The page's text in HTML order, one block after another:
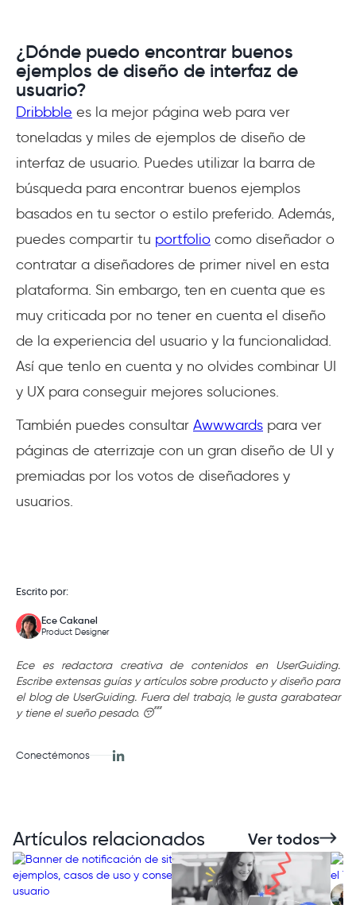
¿Dónde puedo encontrar buenos
ejemplos de diseño de interfaz de
usuario?
Dribbble es la mejor página web para ver
toneladas y miles de ejemplos de diseño de
interfaz de usuario. Puedes utilizar la barra de
búsqueda para encontrar buenos ejemplos
basados en tu sector o estilo preferido. Además,
puedes compartir tu portfolio como diseñador o
contratar a diseñadores de primer nivel en esta
plataforma. Sin embargo, ten en cuenta que es
muy criticada por no tener en cuenta el diseño
de la experiencia del usuario y la funcionalidad.
Así que tenlo en cuenta y no olvides combinar UI
y UX para conseguir mejores soluciones.
También puedes consultar Awwwards para ver
páginas de aterrizaje con un gran diseño de UI y
premiadas por los votos de diseñadores y
usuarios.
Escrito por:
Ece Cakanel
Product Designer
Ece es redactora creativa de contenidos en UserGuiding.
Escribe extensas guías y artículos sobre producto y diseño para
el blog de UserGuiding. Fuera del trabajo, le gusta garabatear
y tiene el sueño pesado. 😴
Conectémonos
Artículos relacionados Ver todos